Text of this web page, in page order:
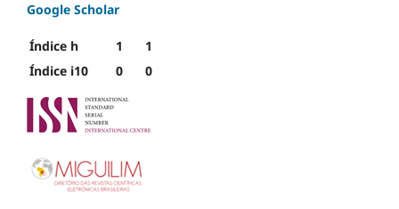
Google Scholar
Índice h 1
1
Índice i10
0 0